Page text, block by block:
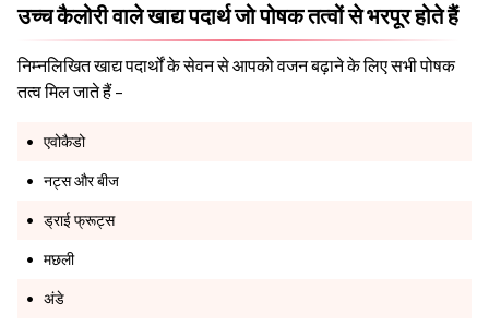
उच्च कैलोरी वाले खाद्य पदार्थ जो पोषक तत्वों से भरपूर होते हैं
निम्नलिखित खाद्य पदार्थों के सेवन से आपको वजन बढ़ाने के लिए सभी पोषक
तत्व मिल जाते हैं –
एवोकैडो
नट्स और बीज
ड्राई फ्रूट्स
मछली
अंडे